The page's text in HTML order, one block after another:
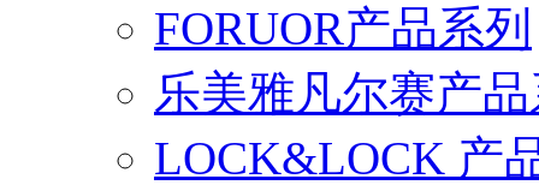
FORUOR产品系列
乐美雅凡尔赛产
LOCK&LOCK 产